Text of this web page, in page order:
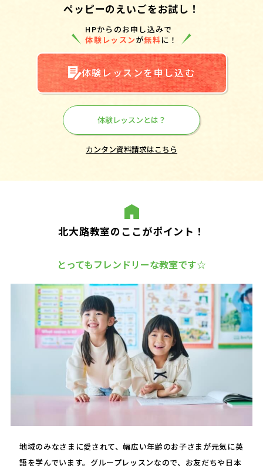
ペッピーのえいごをお試し！
HPからのお申し込みで
体験レッスンが無料に！
体験レッスンを申し込む
体験レッスンとは？
カンタン資料請求はこちら
北大路教室のここがポイント！
とってもフレンドリーな教室です☆
地域のみなさまに愛されて、幅広い年齢のお子さまが元気に英
語を学んでいます。グループレッスンなので、お友だちや日本